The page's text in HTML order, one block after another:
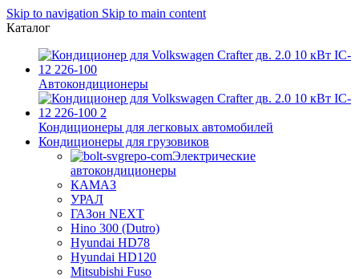
Skip to navigation Skip to main content
Каталог
Автокондиционеры
Кондиционеры для легковых автомобилей
Кондиционеры для грузовиков
Электрические
автокондиционеры
КАМАЗ
УРАЛ
ГАЗон NEXT
Hino 300 (Dutro)
Hyundai HD78
Hyundai HD120
Mitsubishi Fuso